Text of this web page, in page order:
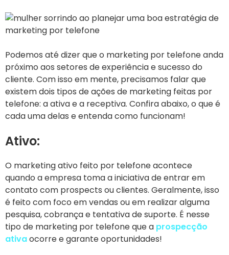
Podemos até dizer que o marketing por telefone anda
próximo aos setores de experiência e sucesso do
cliente. Com isso em mente, precisamos falar que
existem dois tipos de ações de marketing feitas por
telefone: a ativa e a receptiva. Confira abaixo, o que é
cada uma delas e entenda como funcionam!
Ativo:
O marketing ativo feito por telefone acontece
quando a empresa toma a iniciativa de entrar em
contato com prospects ou clientes. Geralmente, isso
é feito com foco em vendas ou em realizar alguma
pesquisa, cobrança e tentativa de suporte. É nesse
tipo de marketing por telefone que a prospecção
ativaocorre e garante oportunidades!